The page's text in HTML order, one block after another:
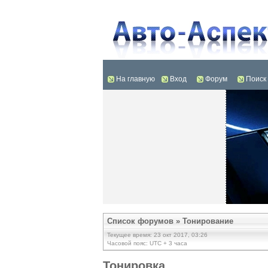
На главную Вход Форум Поиск
Список форумов » Тонирование
Текущее время: 23 окт 2017, 03:26
Часовой пояс: UTC + 3 часа